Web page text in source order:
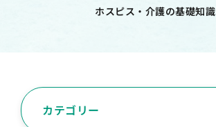
ホスピス・介護の基礎知識
カテゴリー